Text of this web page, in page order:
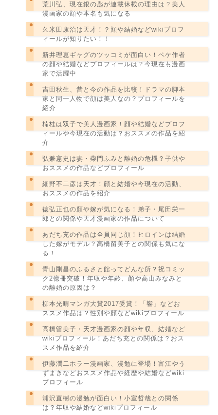
荒川弘、現在銀の匙が連載休載の理由は？美人
漫画家の顔や本名も気になる
久米田康治は天才！？顔や結婚などwikiプロフ
ィールが知りたい！！
新井理恵ギャグのツッコミが面白い！ペケ作者
の顔や結婚などプロフィールは？今現在も漫画
家で活躍中
吉田秋生、昔と今の作品を比較！ドラマの脚本
家と同一人物で顔は美人なの？プロフィールを
紹介
楠桂は双子で美人漫画家！顔や結婚などプロフ
ィールや今現在の活動は？おススメの作品を紹
介
弘兼憲史は妻・柴門ふみと離婚の危機？子供や
おススメの作品などプロフィール
細野不二彦は天才！顔と結婚や今現在の活動、
おススメの作品を紹介
徳弘正也の顏や嫁が気になる！弟子・尾田栄一
郎との関係や天才漫画家の作品について
あだち充の作品は全員同じ顔！ヒロインは結婚
した嫁がモデル？高橋留美子との関係も気にな
る！
青山剛昌のふるさと館ってどんな所？祝コミッ
ク2億冊突破！年収や年齢、顏や高山みなみと
の離婚の原因は？
柳本光晴マンガ大賞2017受賞！「響」などお
ススメ作品は？性別や顔などwikiプロフィール
高橋留美子・天才漫画家の顔や年収、結婚など
wikiプロフィール！あだち充との関係は？おス
スメ作品を紹介
伊藤潤二ホラー漫画家、漫勉に登場！富江やう
ずまきなどおススメ作品や経歴や結婚などwiki
プロフィール
浦沢直樹の漫勉が面白い！小室哲哉との関係
は？年収や結婚などwikiプロフィール